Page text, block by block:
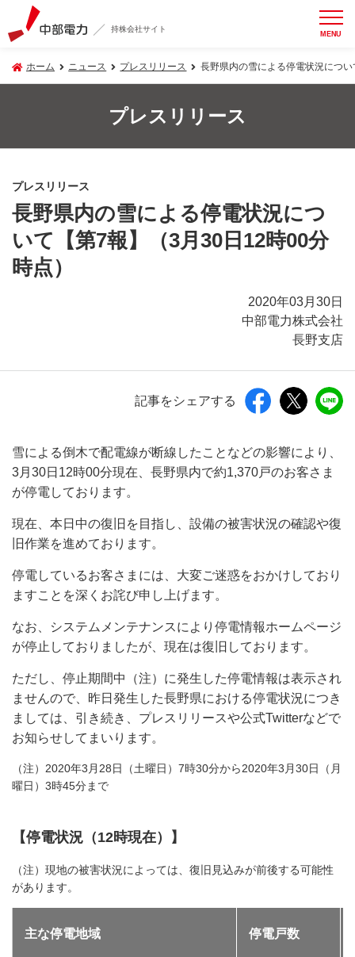
持株会社サイト MENU
ホーム ニュース プレスリリース 長野県内の雪による停電状況につ
プレスリリース
プレスリリース
長野県内の雪による停電状況につ
いて【第7報】（3月30日12時00分
時点）
2020年03月30日
中部電力株式会社
長野支店
記事をシェアする
雪による倒木で配電線が断線したことなどの影響により、
3月30日12時00分現在、長野県内で約1,370戸のお客さま
が停電しております。
現在、本日中の復旧を目指し、設備の被害状況の確認や復
旧作業を進めております。
停電しているお客さまには、大変ご迷惑をおかけしており
ますことを深くお詫び申し上げます。
なお、システムメンテナンスにより停電情報ホームページ
が停止しておりましたが、現在は復旧しております。
ただし、停止期間中（注）に発生した停電情報は表示され
ませんので、昨日発生した長野県における停電状況につき
ましては、引き続き、プレスリリースや公式Twitterなどで
お知らせしてまいります。
（注）2020年3月28日（土曜日）7時30分から2020年3月30日（月
曜日）3時45分まで
【停電状況（12時現在）】
（注）現地の被害状況によっては、復旧見込みが前後する可能性
があります。
主な停電地域 停電戸数